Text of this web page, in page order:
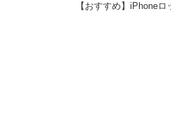
【おすすめ】iPhone